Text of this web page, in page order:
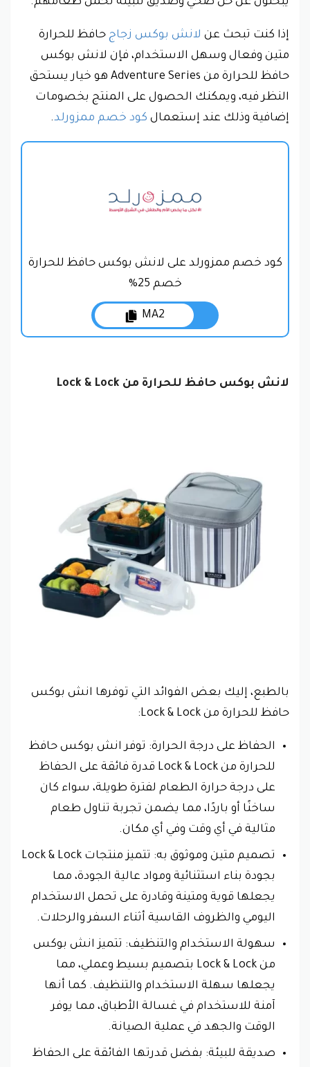
إذا كنت تبحث عن لانش بوكس زجاج حافظ للحرارة
متين وفعال وسهل الاستخدام، فإن لانش بوكس
حافظ للحرارة من Adventure Series هو خيار يستحق
النظر فيه، ويمكنك الحصول على المنتج بخصومات
إضافية وذلك عند إستعمال كود خصم ممزورلد.
كود خصم ممزورلد على لانش بوكس حافظ للحرارة
خصم 25%
MA2
لانش بوكس حافظ للحرارة من Lock & Lock
بالطبع، إليك بعض الفوائد التي توفرها انش بوكس
حافظ للحرارة من Lock & Lock:
الحفاظ على درجة الحرارة: توفر انش بوكس حافظ
للحرارة من Lock & Lock قدرة فائقة على الحفاظ
على درجة حرارة الطعام لفترة طويلة، سواء كان
ساخنًا أو باردًا، مما يضمن تجربة تناول طعام
مثالية في أي وقت وفي أي مكان.
تصميم متين وموثوق به: تتميز منتجات Lock & Lock
بجودة بناء استثنائية ومواد عالية الجودة، مما
يجعلها قوية ومتينة وقادرة على تحمل الاستخدام
اليومي والظروف القاسية أثناء السفر والرحلات.
سهولة الاستخدام والتنظيف: تتميز انش بوكس
من Lock & Lock بتصميم بسيط وعملي، مما
يجعلها سهلة الاستخدام والتنظيف. كما أنها
آمنة للاستخدام في غسالة الأطباق، مما يوفر
الوقت والجهد في عملية الصيانة.
صديقة للبيئة: بفضل قدرتها الفائقة على الحفاظ